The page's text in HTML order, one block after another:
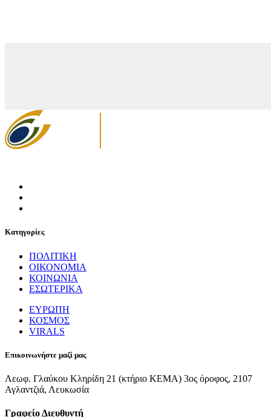
Κατηγορίες
ΠΟΛΙΤΙΚΗ
ΟΙΚΟΝΟΜΙΑ
ΚΟΙΝΩΝΙΑ
ΕΣΩΤΕΡΙΚΑ
ΕΥΡΩΠΗ
ΚΟΣΜΟΣ
VIRALS
Επικοινωνήστε μαζί μας
Λεωφ. Γλαύκου Κληρίδη 21 (κτήριο ΚΕΜΑ) 3ος όροφος, 2107
Αγλαντζιά, Λευκωσία
Γραφείο Διευθυντή